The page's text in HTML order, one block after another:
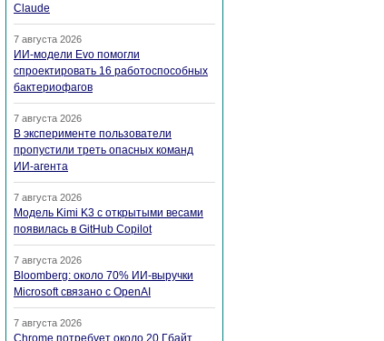
Claude
7 августа 2026
ИИ-модели Evo помогли
спроектировать 16 работоспособных
бактериофагов
7 августа 2026
В эксперименте пользователи
пропустили треть опасных команд
ИИ-агента
7 августа 2026
Модель Kimi K3 с открытыми весами
появилась в GitHub Copilot
7 августа 2026
Bloomberg: около 70% ИИ-выручки
Microsoft связано с OpenAI
7 августа 2026
Chrome потребует около 20 Гбайт